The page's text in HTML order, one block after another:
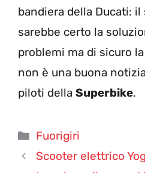
bandiera della Ducati:
sarebbe certo la
problemi ma di sicuro
non è una buona
piloti della Superbike.
Categorie
Fuorigiri
Scooter elettrico